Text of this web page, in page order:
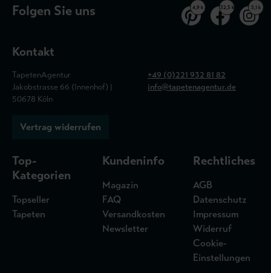
Folgen Sie uns 4,9 k 32,5 k 3,1 k
Kontakt
TapetenAgentur
Jakobstrasse 66 (Innenhof) |
50678 Köln
+49 (0)221 932 81 82
info@tapetenagentur.de
Vertrag widerrufen
Top-
Kategorien
Topseller
Tapeten
Kundeninfo
Magazin
FAQ
Versandkosten
Newsletter
Rechtliches
AGB
Datenschutz
Impressum
Widerruf
Cookie-
Einstellungen